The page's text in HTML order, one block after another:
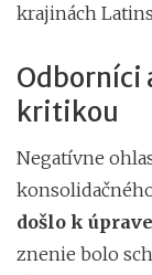
krajinách
Odborníci
kritikou
Negatívne
došlo k
znenie bolo